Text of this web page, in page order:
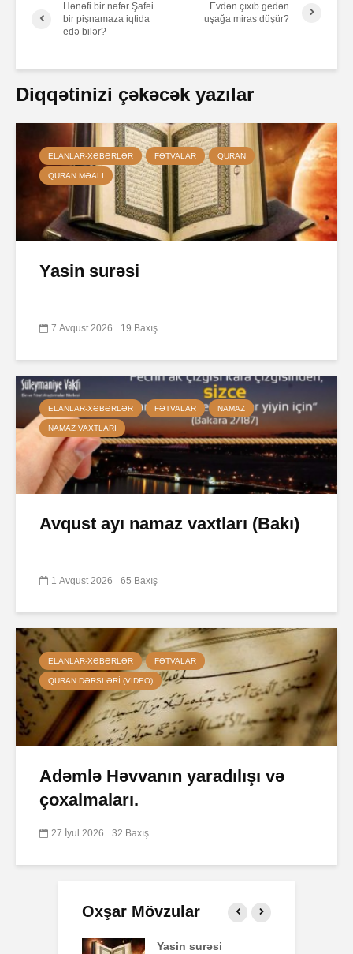
Hənəfi bir nəfər Şafei
bir pişnamaza iqtida
edə bilər?
Evdən çıxıb gedən
uşağa miras düşür?
Diqqətinizi çəkəcək yazılar
ELANLAR-XƏBƏRLƏR FƏTVALAR QURAN
QURAN MƏALI
Yasin surəsi
7 Avqust 2026 19 Baxış
ELANLAR-XƏBƏRLƏR FƏTVALAR NAMAZ
NAMAZ VAXTLARI
Avqust ayı namaz vaxtları (Bakı)
1 Avqust 2026 65 Baxış
ELANLAR-XƏBƏRLƏR FƏTVALAR
QURAN DƏRSLƏRI (VIDEO)
Adəmlə Həvvanın yaradılışı və
çoxalmaları.
27 İyul 2026 32 Baxış
Oxşar Mövzular
Qeyri-müsəlmanı